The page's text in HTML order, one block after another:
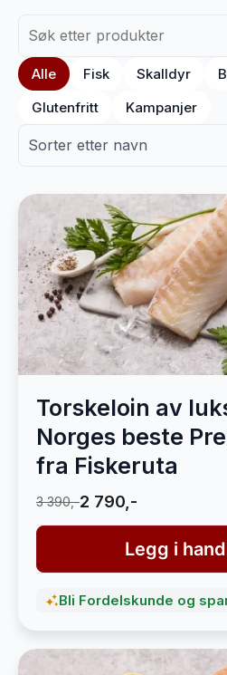
Alle Fisk Skalldyr
Glutenfritt
Kampanjer
Torskeloin av
Norges beste
fra Fiskeruta
3 390,-2 790,-
Legg i
Bli Fordelskunde og